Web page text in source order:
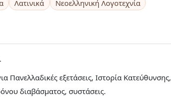
Λατινικά Νεοελληνική Λογοτεχνία
εξετάσεις, Ιστορία Κατεύθυνσης,
διαβάσματος, συστάσεις.